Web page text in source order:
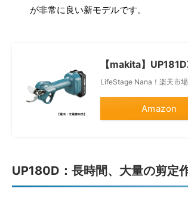
が非常に良い新モデルです。
【makita】
LifeStage Nana！楽天市
Amazon
UP180D：長時間、大量の剪定